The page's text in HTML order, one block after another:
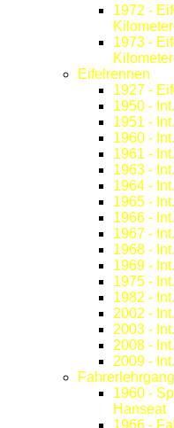
1972 -
1973 -
Eifelrennen
1927 -
1950 -
1951 -
1960 -
1961 -
1963 -
1964 -
1965 -
1966 -
1967 -
1968 -
1969 -
1975 -
1982 -
2002 -
2003 -
2008 -
2009 -
Fahrerlehrgang
1960 -
Hanseat
1966 -